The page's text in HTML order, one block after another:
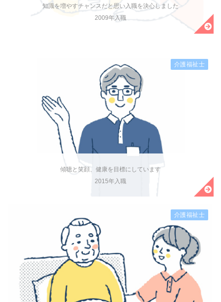
知識を増やすチャンスだと思い入職を決心しました
2009年入職
傾聴と笑顔、健康を目標にしています
2015年入職
介護福祉士
介護福祉士